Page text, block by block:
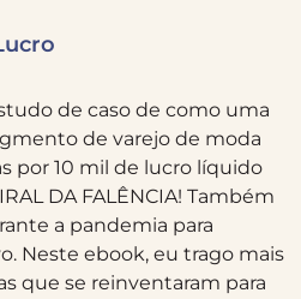
de caso de como uma
de varejo de moda
por 10 mil de lucro líquido
DA FALÊNCIA! Também
a pandemia para
Neste ebook, eu trago mais
que se reinventaram para